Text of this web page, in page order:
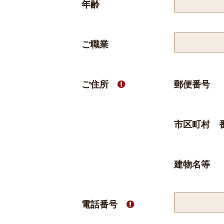
年齢
ご職業
ご住所  郵便番号
市区町村
建物名等
電話番号 